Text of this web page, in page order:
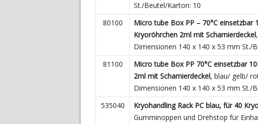
St./Beutel/Karton: 10
80100
Micro tube Box PP – 70°C einsetzbar
Kryoröhrchen 2ml mit Scharnierdeckel
Dimensionen 140 x 140 x 53 mm St./
81100
Micro tube Box PP 70°C einsetzbar
2ml mit Scharnierdeckel, blau/ gelb/
Dimensionen 140 x 140 x 53 mm St./
535040 Kryohandling Rack PC blau, für 40
Gumminoppen und Drehstop für